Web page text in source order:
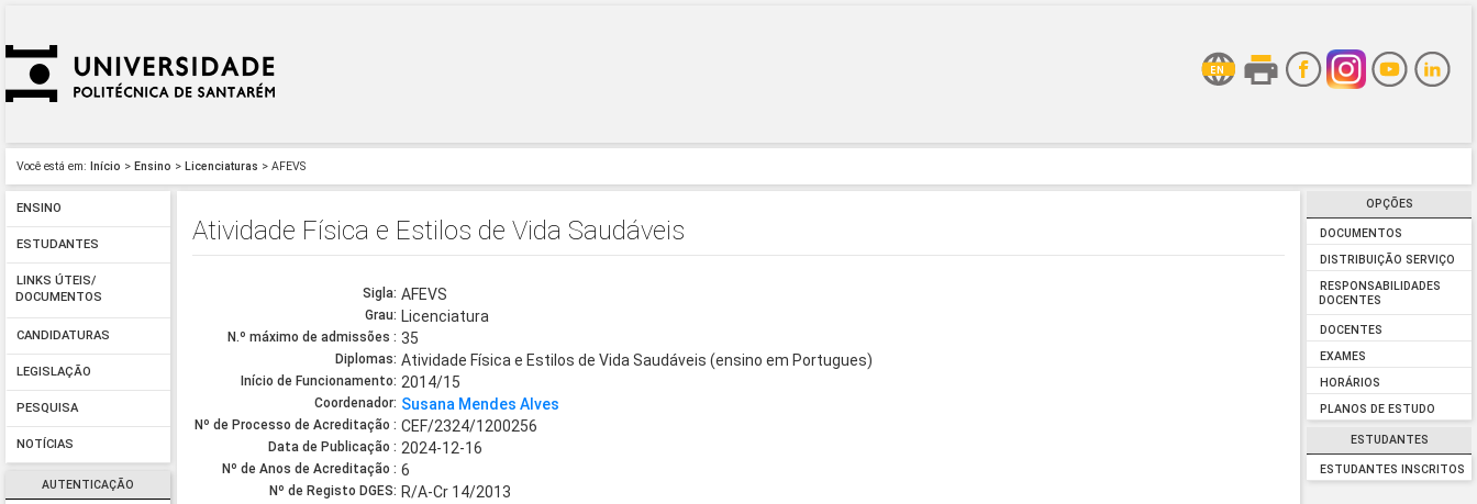
Você está em: Início > Ensino > Licenciaturas > AFEVS
ENSINO
ESTUDANTES
LINKS ÚTEIS/
DOCUMENTOS
CANDIDATURAS
LEGISLAÇÃO
PESQUISA
NOTÍCIAS
AUTENTICAÇÃO
OPÇÕES
DOCUMENTOS
DISTRIBUIÇÃO SERVIÇO
RESPONSABILIDADES
DOCENTES
DOCENTES
EXAMES
HORÁRIOS
PLANOS DE ESTUDO
ESTUDANTES
ESTUDANTES INSCRITOS
Atividade Física e Estilos de Vida Saudáveis
Sigla: AFEVS
Grau: Licenciatura
N.º máximo de admissões : 35
Diplomas: Atividade Física e Estilos de Vida Saudáveis (ensino em Portugues)
Início de Funcionamento: 2014/15
Coordenador: Susana Mendes Alves
Nº de Processo de Acreditação : CEF/2324/1200256
Data de Publicação : 2024-12-16
Nº de Anos de Acreditação : 6
Nº de Registo DGES: R/A-Cr 14/2013